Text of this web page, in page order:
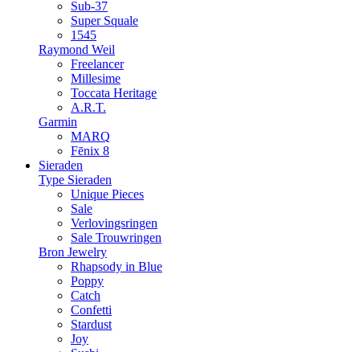
Sub-37
Super Squale
1545
Raymond Weil
Freelancer
Millesime
Toccata Heritage
A.R.T.
Garmin
MARQ
Fēnix 8
Sieraden
Type Sieraden
Unique Pieces
Sale
Verlovingsringen
Sale Trouwringen
Bron Jewelry
Rhapsody in Blue
Poppy
Catch
Confetti
Stardust
Joy